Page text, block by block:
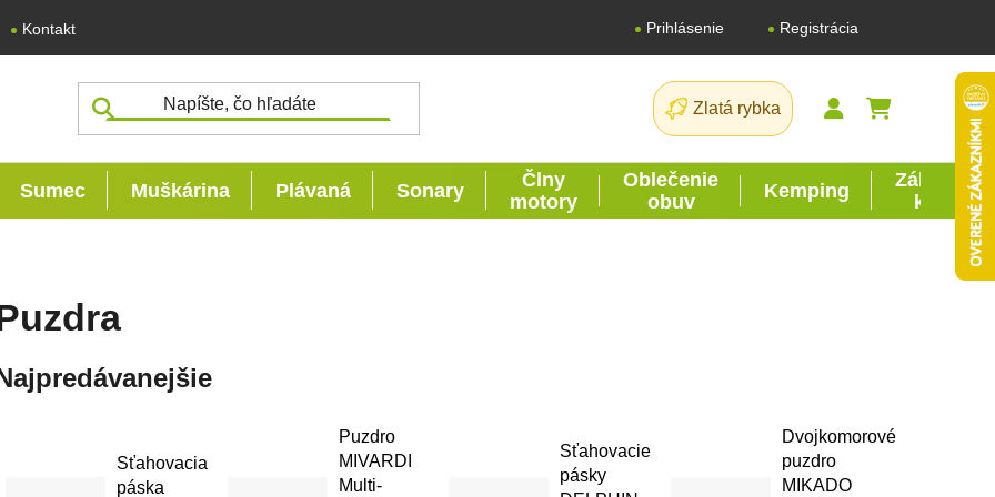
Kontakt Prihlásenie Registrácia
Zlatá rybka
NÁKUPNÝ
Sumec Muškárina Plávaná Sonary
Člny
motory
Oblečenie
obuv
Kemping
Záhrada
kutil
Sťahovacia
páska
Puzdro
MIVARDI
Multi-
Sťahovacie
pásky
Dvojkomorové
puzdro
MIKADO